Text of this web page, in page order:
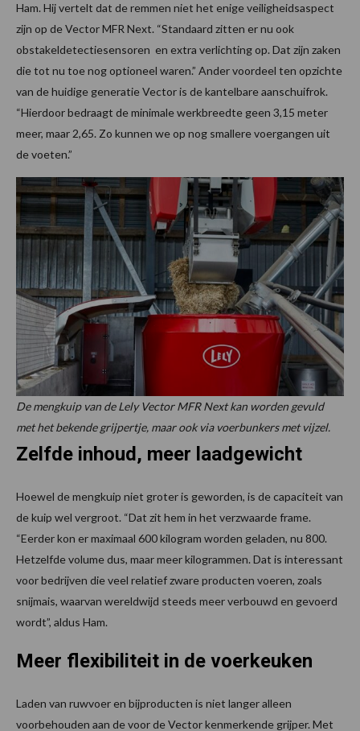
Ham. Hij vertelt dat de remmen niet het enige veiligheidsaspect
zijn op de Vector MFR Next. “Standaard zitten er nu ook
obstakeldetectiesensoren en extra verlichting op. Dat zijn zaken
die tot nu toe nog optioneel waren.” Ander voordeel ten opzichte
van de huidige generatie Vector is de kantelbare aanschuifrok.
“Hierdoor bedraagt de minimale werkbreedte geen 3,15 meter
meer, maar 2,65. Zo kunnen we op nog smallere voergangen uit
de voeten.”
De mengkuip van de Lely Vector MFR Next kan worden gevuld
met het bekende grijpertje, maar ook via voerbunkers met vijzel.
Zelfde inhoud, meer laadgewicht
Hoewel de mengkuip niet groter is geworden, is de capaciteit van
de kuip wel vergroot. “Dat zit hem in het verzwaarde frame.
“Eerder kon er maximaal 600 kilogram worden geladen, nu 800.
Hetzelfde volume dus, maar meer kilogrammen. Dat is interessant
voor bedrijven die veel relatief zware producten voeren, zoals
snijmais, waarvan wereldwijd steeds meer verbouwd en gevoerd
wordt”, aldus Ham.
Meer flexibiliteit in de voerkeuken
Laden van ruwvoer en bijproducten is niet langer alleen
voorbehouden aan de voor de Vector kenmerkende grijper. Met